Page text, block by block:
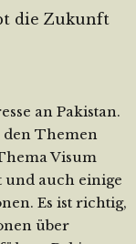
die Zukunft
an Pakistan.
den Themen
Visum
und auch einige
Es ist richtig,
über